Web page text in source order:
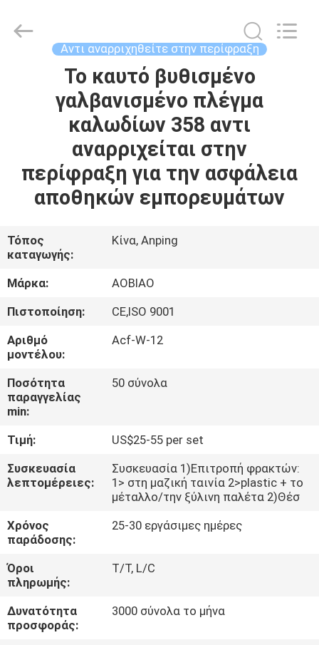
ΠΡΟΪΌΝΤΑ
ΠΕΡΊΠΟΥ
ΕΜΕΊΣ
ΓΎΡΟΣ
ΕΡΓΟΣΤΑΣΊΩΝ
ΠΟΙΟΤΙΚΌΣ
ΈΛΕΓΧΟΣ
ΜΑΣ
ΕΛΆΤΕ
ΕΠΑΦΉ
ΜΕ
ΕΙΔΉΣΕΙΣ
ΖΗΤΉΣΤΕ
ΈΝΑ
ΑΠΌΣΠΑΣΜΑ
στην
περίφραξη
Reserved.
Αντι αναρριχηθείτε στην περίφραξη
Το καυτό βυθισμένο
γαλβανισμένο πλέγμα
καλωδίων 358 αντι
αναρριχείται στην
περίφραξη για την ασφάλεια
αποθηκών εμπορευμάτων
Τόπος
καταγωγής:
Κίνα, Anping
Μάρκα:
AOBIAO
Πιστοποίηση:
CE,ISO 9001
Αριθμό
μοντέλου:
Acf-W-12
Ποσότητα
παραγγελίας
min:
50 σύνολα
Τιμή:
US$25-55 per set
Συσκευασία
λεπτομέρειες:
Συσκευασία 1)Επιτροπή φρακτών:
1> στη μαζική ταινία 2>plastic + το
μέταλλο/την ξύλινη παλέτα 2)Θέσ
Χρόνος
παράδοσης:
25-30 εργάσιμες ημέρες
Όροι
πληρωμής:
T/T, L/C
Δυνατότητα
προσφοράς:
3000 σύνολα το μήνα